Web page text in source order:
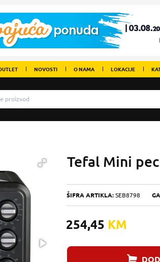
NOVOSTI O NAMA LOKACIJE
Tefal Mini
ŠIFRA ARTIKLA: SEB8798
254,45 KM